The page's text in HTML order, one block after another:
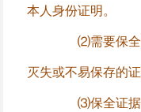
本人身份证明。
⑵需要保全的证
灭失或不易保存的证
⑶保全证据的目